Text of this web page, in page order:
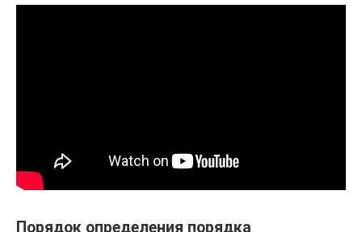
Порядок определения порядка